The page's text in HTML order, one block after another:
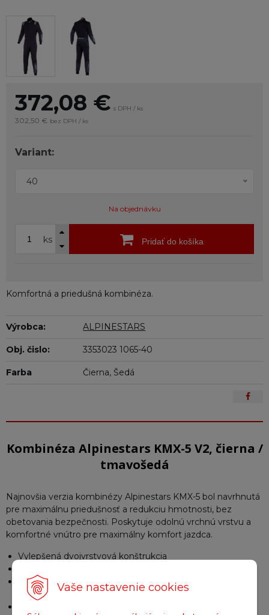
Vaše nastavenie cookies
372,08 € s DPH / ks
302,50 € bez DPH / ks
Variant:
40
Na objednávku
ks Pridať do košíka
Komfortná a priedušná kombinéza.
Výrobca: ALPINESTARS
Obj. čislo: 3353023 1065-40
Farba Čierna, Šedá
Kombinéza Alpinestars KMX-5 V2, čierna /
tmavošedá
Najnovšia verzia kombinézy Alpinestars KMX-5 bol navrhnutá
pre maximálnu priedušnosť a redukciu hmotnosti, bez
obetovania bezpečnosti. Poskytuje odolnú vrchnú vrstvu a
komfortné vnútro pre maximálny komfort jazdca.
Vylepšená dvojvrstvová konštrukcia
Sieťovina v strategických partiách pre reguláciu telesnej
teploty